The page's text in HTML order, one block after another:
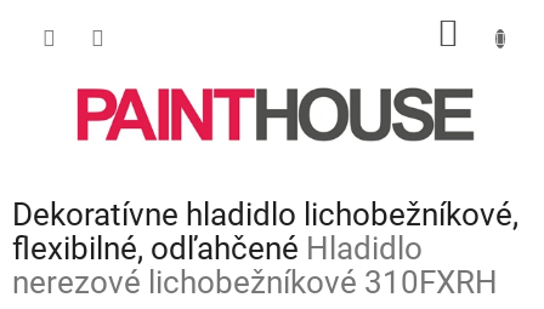
Dekoratívne hladidlo lichobežníkové,
flexibilné, odľahčené Hladidlo
nerezové lichobežníkové 310FXRH